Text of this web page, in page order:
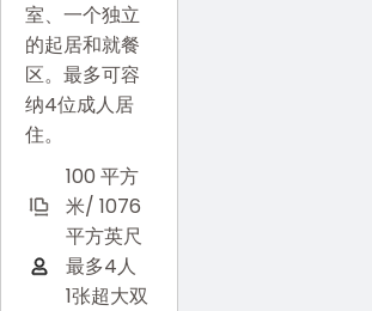
室、一个独立
的起居和就餐
区。最多可容
纳4位成人居
住。
100 平方
米/ 1076
平方英尺
最多4人
1张超大双